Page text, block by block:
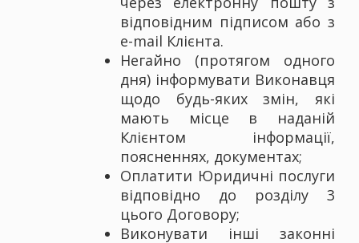
відповідним підписом або з
e-mail Клієнта.
Негайно (протягом одного
дня) інформувати Виконавця
щодо будь-яких змін, які
мають місце в наданій
Клієнтом інформації,
поясненнях, документах;
Оплатити Юридичні послуги
відповідно до розділу 3
цього Договору;
Виконувати інші законні